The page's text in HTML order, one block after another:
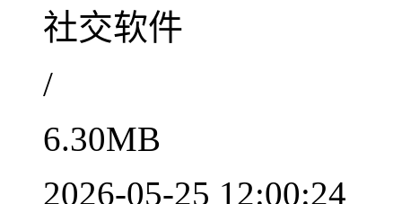
社交软件
/
6.30MB
2026-05-25 12:00:24